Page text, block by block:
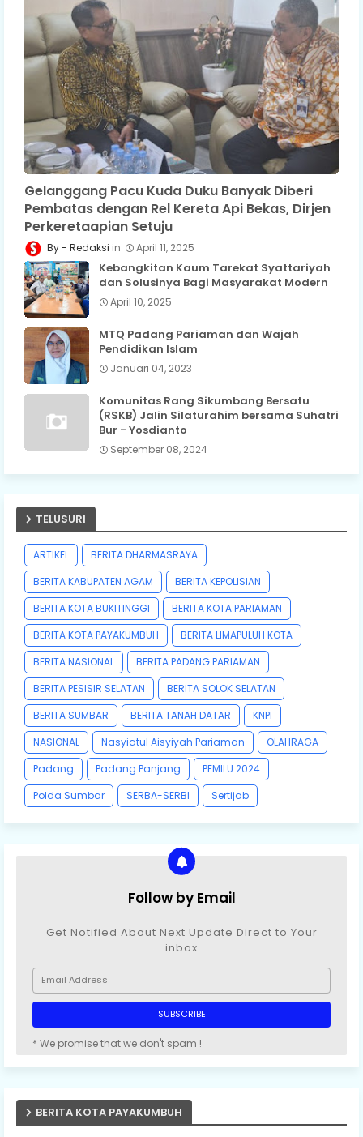
Gelanggang Pacu Kuda Duku Banyak Diberi
Pembatas dengan Rel Kereta Api Bekas, Dirjen
Perkeretaapian Setuju
Redaksi April 11, 2025
Kebangkitan Kaum Tarekat Syattariyah
dan Solusinya Bagi Masyarakat Modern
April 10, 2025
MTQ Padang Pariaman dan Wajah
Pendidikan Islam
Januari 04, 2023
Komunitas Rang Sikumbang Bersatu
(RSKB) Jalin Silaturahim bersama Suhatri
Bur - Yosdianto
September 08, 2024
TELUSURI
ARTIKEL
BERITA DHARMASRAYA
BERITA KABUPATEN AGAM
BERITA KEPOLISIAN
BERITA KOTA BUKITINGGI
BERITA KOTA PARIAMAN
BERITA KOTA PAYAKUMBUH
BERITA LIMAPULUH KOTA
BERITA NASIONAL
BERITA PADANG PARIAMAN
BERITA PESISIR SELATAN
BERITA SOLOK SELATAN
BERITA SUMBAR
BERITA TANAH DATAR
KNPI
NASIONAL
Nasyiatul Aisyiyah Pariaman
OLAHRAGA
Padang
Padang Panjang
PEMILU 2024
Polda Sumbar
SERBA-SERBI Sertijab
Follow by Email
Get Notified About Next Update Direct to Your
inbox
* We promise that we don't spam !
BERITA KOTA PAYAKUMBUH